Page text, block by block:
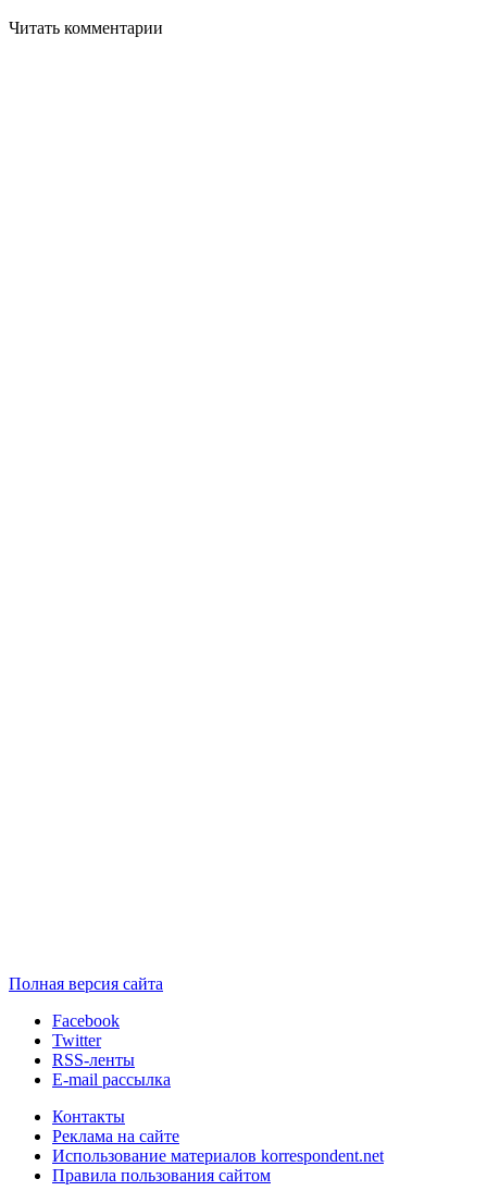
Читать комментарии
Полная версия сайта
Facebook
Twitter
RSS-ленты
E-mail рассылка
Контакты
Реклама на сайте
Использование материалов korrespondent.net
Правила пользования сайтом